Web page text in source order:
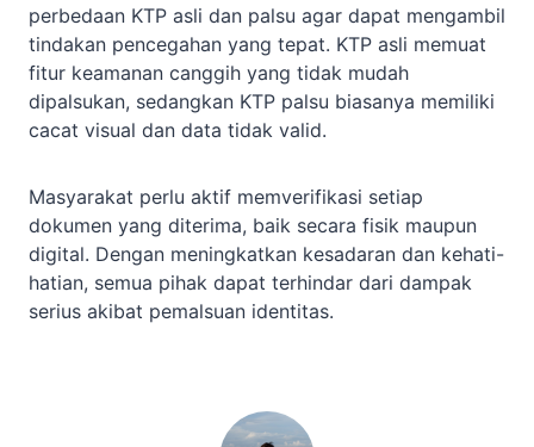
perbedaan KTP asli dan palsu agar dapat mengambil
tindakan pencegahan yang tepat. KTP asli memuat
fitur keamanan canggih yang tidak mudah
dipalsukan, sedangkan KTP palsu biasanya memiliki
cacat visual dan data tidak valid.
Masyarakat perlu aktif memverifikasi setiap
dokumen yang diterima, baik secara fisik maupun
digital. Dengan meningkatkan kesadaran dan kehati-
hatian, semua pihak dapat terhindar dari dampak
serius akibat pemalsuan identitas.